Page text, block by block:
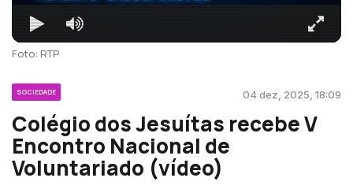
Foto: RTP
SOCIEDADE 04 dez, 2025, 18:09
Colégio dos Jesuítas recebe V
Encontro Nacional de
Voluntariado (vídeo)